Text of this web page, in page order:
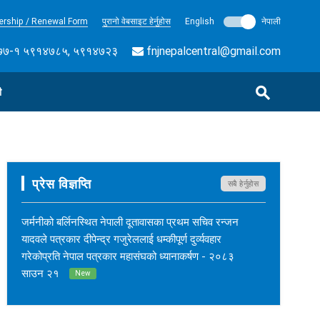
/ Renewal Form पुरानो वेबसाइट हेर्नुहोस English नेपाली
१ ५९१४७८५, ५९१४७२३ fnjnepalcentral@gmail.com
प्रेस विज्ञप्ति सबै हेर्नुहोस
जर्मनीको बर्लिनस्थित नेपाली दूतावासका प्रथम सचिव रन्जन
यादवले पत्रकार दीपेन्द्र गजुरेललाई धम्कीपूर्ण दुर्व्यवहार
गरेकोप्रति नेपाल पत्रकार महासंघको ध्यानाकर्षण - २०८३
साउन २१
New
नेपाल कर्म अनलाइनका सम्पादक सुशीलकुमार खड्काको